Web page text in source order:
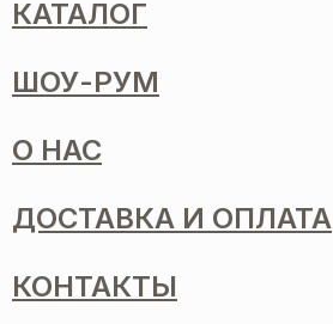
КАТАЛОГ
ШОУ-РУМ
О НАС
ДОСТАВКА И ОПЛАТА
КОНТАКТЫ